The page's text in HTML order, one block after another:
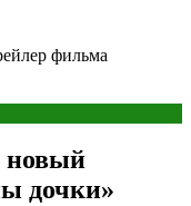
фильма
новый
дочки»